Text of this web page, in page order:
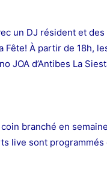
un DJ résident et
Fête! À partir de 18h,
JOA d’Antibes La
branché en
live sont programmés